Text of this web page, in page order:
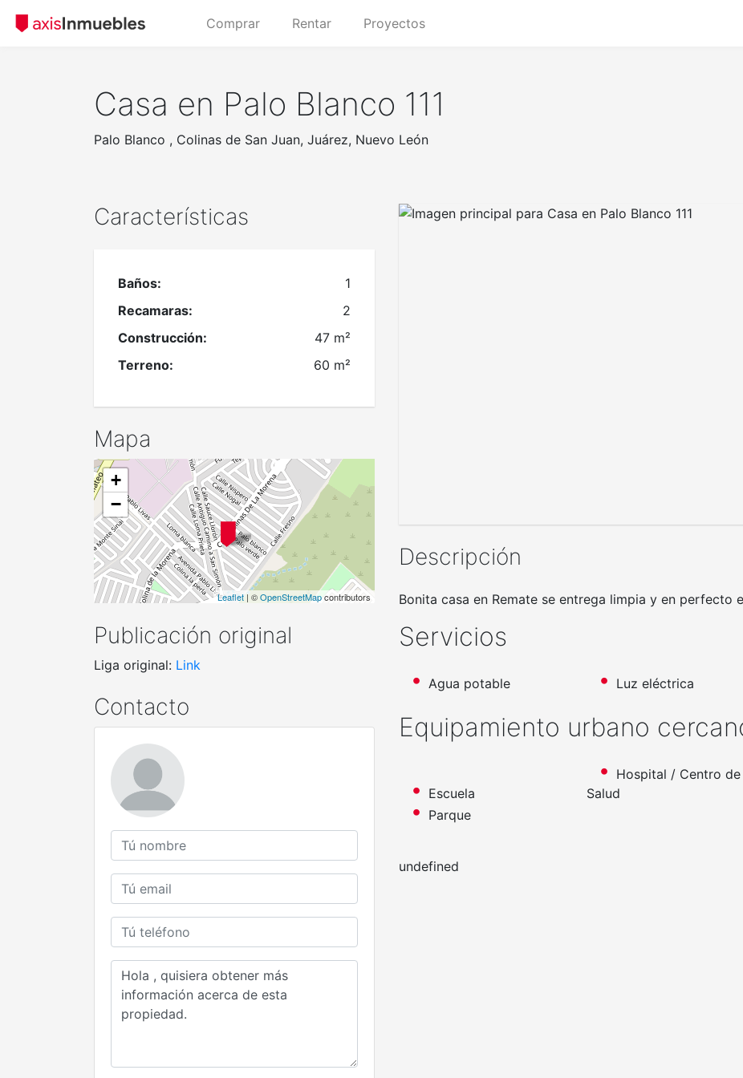
Comprar Rentar Proyectos
Casa en Palo Blanco 111
Palo Blanco , Colinas de San Juan, Juárez, Nuevo León
Características
Baños:
1
Recamaras:
2
Construcción:
47 m²
Terreno:
60 m²
Mapa
+
−
Leaflet | ©OpenStreetMapcontributors
Publicación original
Liga original: Link
Contacto
Descripción
Bonita casa en Remate se entrega limpia y en perfecto
Servicios
Agua potable Luz eléctrica
Equipamiento urbano
Escuela
Hospital / Centro de
Salud
Parque
undefined